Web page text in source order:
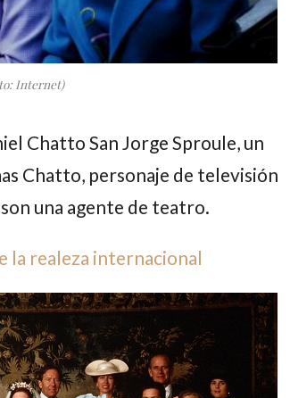
Internet)
Chatto San Jorge Sproule, un
Chatto, personaje de televisión
una agente de teatro.
la realeza internacional